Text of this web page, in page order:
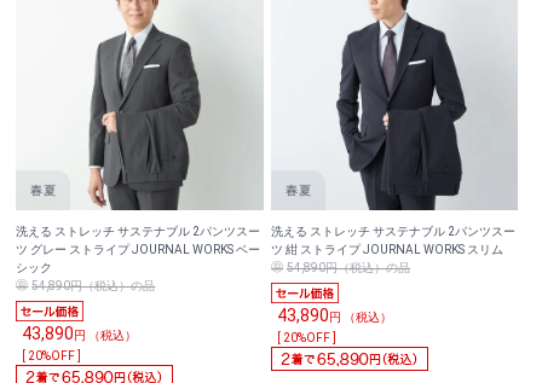
洗える ストレッチ サステナブル 2パンツスー
ツ グレー ストライプ JOURNAL WORKS ベー
シック
54,890円（税込）の品
43,890円 （税込）
[ 20%OFF ]
洗える ストレッチ サステナブル 2パンツスー
ツ 紺 ストライプ JOURNAL WORKS スリム
54,890円（税込）の品
43,890円 （税込）
[ 20%OFF ]